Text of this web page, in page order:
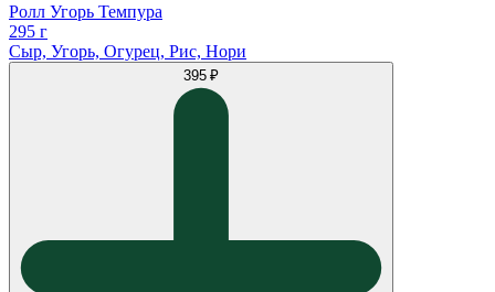
Ролл Угорь Темпура
295 г
Сыр, Угорь, Огурец, Рис, Нори
395 ₽